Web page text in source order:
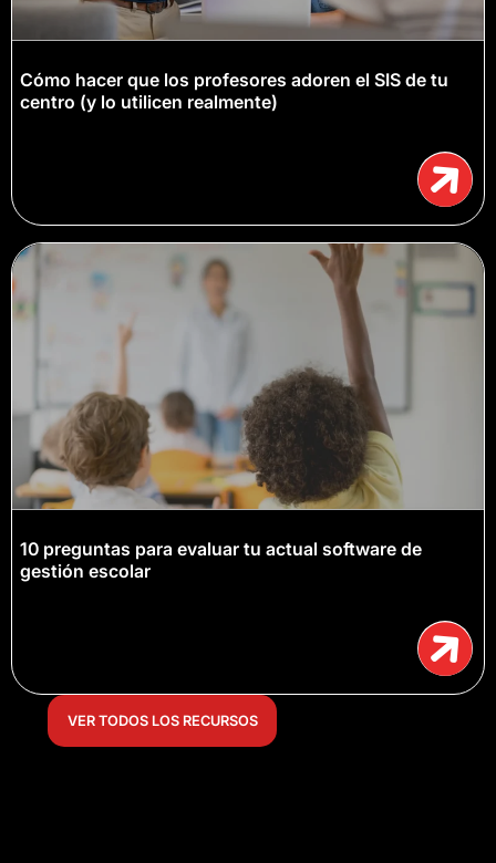
Cómo hacer que los profesores adoren el SIS de tu
centro (y lo utilicen realmente)
10 preguntas para evaluar tu actual software de
gestión escolar
VER TODOS LOS RECURSOS